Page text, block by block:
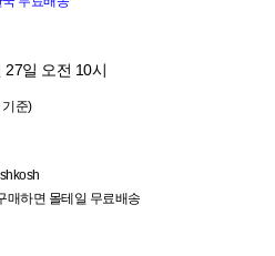
27일 오전 10시
준)
매하면 몰테일 무료배송